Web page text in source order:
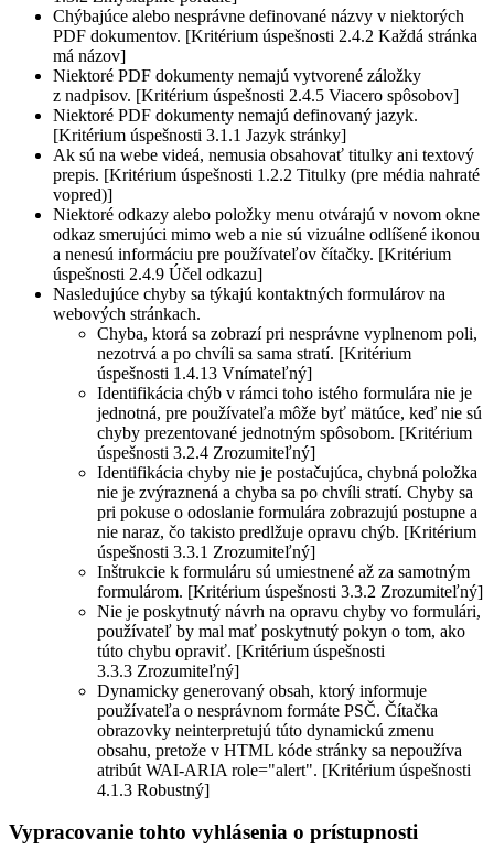
Chýbajúce alebo nesprávne definované názvy v niektorých
PDF dokumentov. [Kritérium úspešnosti 2.4.2 Každá stránka
má názov]
Niektoré PDF dokumenty nemajú vytvorené záložky
z nadpisov. [Kritérium úspešnosti 2.4.5 Viacero spôsobov]
Niektoré PDF dokumenty nemajú definovaný jazyk.
[Kritérium úspešnosti 3.1.1 Jazyk stránky]
Ak sú na webe videá, nemusia obsahovať titulky ani textový
prepis. [Kritérium úspešnosti 1.2.2 Titulky (pre média nahraté
vopred)]
Niektoré odkazy alebo položky menu otvárajú v novom okne
odkaz smerujúci mimo web a nie sú vizuálne odlíšené ikonou
a nenesú informáciu pre používateľov čítačky. [Kritérium
úspešnosti 2.4.9 Účel odkazu]
Nasledujúce chyby sa týkajú kontaktných formulárov na
webových stránkach.
Chyba, ktorá sa zobrazí pri nesprávne vyplnenom poli,
nezotrvá a po chvíli sa sama stratí. [Kritérium
úspešnosti 1.4.13 Vnímateľný]
Identifikácia chýb v rámci toho istého formulára nie je
jednotná, pre používateľa môže byť mätúce, keď nie sú
chyby prezentované jednotným spôsobom. [Kritérium
úspešnosti 3.2.4 Zrozumiteľný]
Identifikácia chyby nie je postačujúca, chybná položka
nie je zvýraznená a chyba sa po chvíli stratí. Chyby sa
pri pokuse o odoslanie formulára zobrazujú postupne a
nie naraz, čo takisto predlžuje opravu chýb. [Kritérium
úspešnosti 3.3.1 Zrozumiteľný]
Inštrukcie k formuláru sú umiestnené až za samotným
formulárom. [Kritérium úspešnosti 3.3.2 Zrozumiteľný]
Nie je poskytnutý návrh na opravu chyby vo formulári,
používateľ by mal mať poskytnutý pokyn o tom, ako
túto chybu opraviť. [Kritérium úspešnosti
3.3.3 Zrozumiteľný]
Dynamicky generovaný obsah, ktorý informuje
používateľa o nesprávnom formáte PSČ. Čítačka
obrazovky neinterpretujú túto dynamickú zmenu
obsahu, pretože v HTML kóde stránky sa nepoužíva
atribút WAI-ARIA role="alert". [Kritérium úspešnosti
4.1.3 Robustný]
Vypracovanie tohto vyhlásenia o prístupnosti